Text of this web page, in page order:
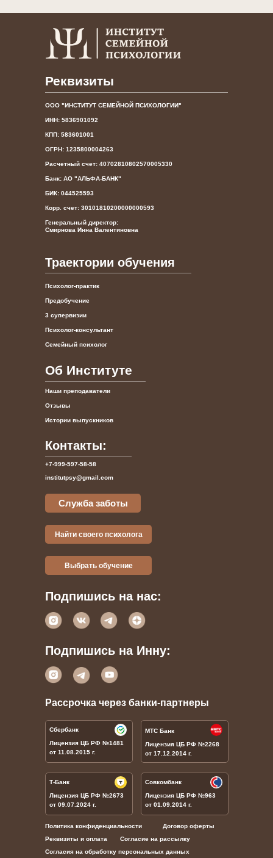
Реквизиты
ООО "ИНСТИТУТ СЕМЕЙНОЙ ПСИХОЛОГИИ"
ИНН: 5836901092
КПП: 583601001
ОГРН: 1235800004263
Расчетный счет: 40702810802570005330
Банк: АО "АЛЬФА-БАНК"
БИК: 044525593
Корр. счет: 30101810200000000593
Генеральный директор:
Смирнова Инна Валентиновна
Траектории обучения
Психолог-практик
Предобучение
3 супервизии
Психолог-консультант
Семейный психолог
Контакты:
+7-999-597-58-58
Служба заботы
institutpsy@gmail.com
Об Институте
Наши преподаватели
Отзывы
Истории выпускников
Найти своего психолога
Выбрать обучение
Подпишись на нас:
Подпишись на Инну:
Рассрочка через банки-партнеры
Политика конфиденциальности
Договор оферты
Реквизиты и оплата
Согласие на рассылку
Согласия на обработку персональных данных
Сбербанк
Лицензия ЦБ РФ №1481
от 11.08.2015 г.
Т-Банк
Лицензия ЦБ РФ №2673
от 09.07.2024 г.
МТС Банк
Лицензия ЦБ РФ №2268
от 17.12.2014 г.
Совкомбанк
Лицензия ЦБ РФ №963
от 01.09.2014 г.